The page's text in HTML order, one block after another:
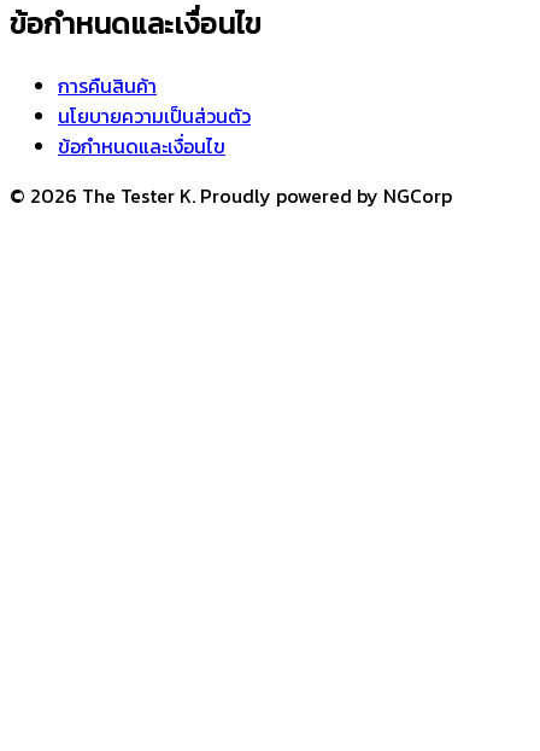
ข้อกำหนดและเงื่อนไข
การคืนสินค้า
นโยบายความเป็นส่วนตัว
ข้อกำหนดและเงื่อนไข
© 2026 The Tester K. Proudly powered by NGCorp